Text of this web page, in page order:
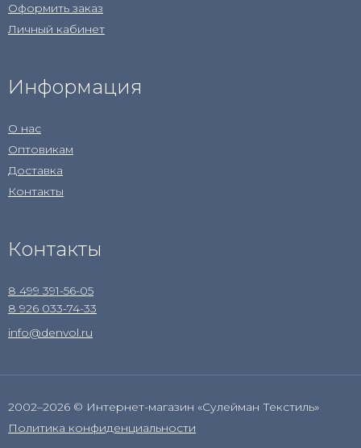
Оформить заказ
Личный кабинет
Информация
О нас
Оптовикам
Доставка
Контакты
Контакты
8 499 391-56-05
8 926 033-74-33
info@denvol.ru
2002–2026 © Интернет-магазин «Сулейман Текстиль»
Политика конфиденциальности